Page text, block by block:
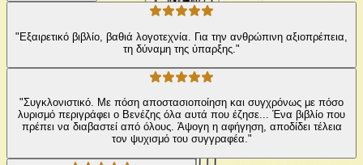
"Εξαιρετικό βιβλίο, βαθιά λογοτεχνία. Για την ανθρώπινη αξιοπρέπεια,
τη δύναμη της ύπαρξης."
"Συγκλονιστικό. Με πόση αποστασιοποίηση και συγχρόνως με πόσο
λυρισμό περιγράφει ο Βενέζης όλα αυτά που έζησε... Ένα βιβλίο που
πρέπει να διαβαστεί από όλους. Άψογη η αφήγηση, αποδίδει τέλεια
τον ψυχισμό του συγγραφέα."